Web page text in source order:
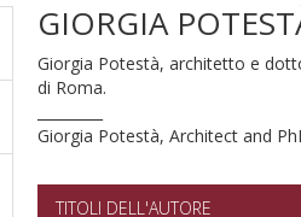
GIORGIA
Giorgia Potestà, architetto e
di Roma.
Giorgia Potestà, Architect and
TITOLI DELL'AUTORE